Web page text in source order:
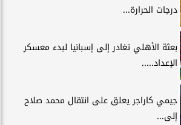
درجات الحرارة...
بعثة الأهلي تغادر إلى إسبانيا لبدء معسكر
الإعداد.....
جيمي كاراجر يعلق على انتقال محمد صلاح
إلى...